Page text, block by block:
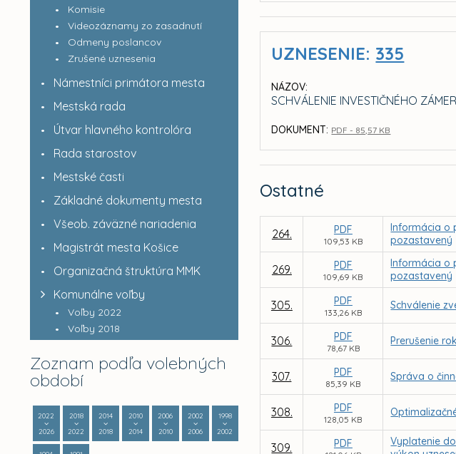
Komisie
Videozáznamy zo zasadnutí
Odmeny poslancov
Zrušené uznesenia
Námestníci primátora mesta
Mestská rada
Útvar hlavného kontrolóra
Rada starostov
Mestské časti
Základné dokumenty mesta
Všeob. záväzné nariadenia
Magistrát mesta Košice
Organizačná štruktúra MMK
Komunálne voľby
Voľby 2022
Voľby 2018
Zoznam podľa volebných
období
2022
2026
2018
2022
2014
2018
2010
2014
2006
2010
2002
2006
1998
2002
UZNESENIE: 335
NÁZOV:
SCHVÁLENIE INVESTIČNÉHO
DOKUMENT: PDF - 85,57 KB
Ostatné
264. PDF
109,53 KB
Informácia o
pozastavený
269. PDF
109,69 KB
Informácia o
pozastavený
305. PDF
133,26 KB
Schválenie
306. PDF
78,67 KB
Prerušenie
307. PDF
85,39 KB
Správa o
308. PDF
128,05 KB
309. PDF
Vyplatenie